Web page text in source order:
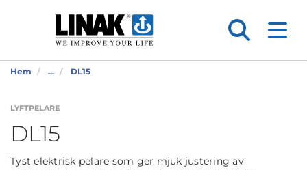
Hem ... DL15
LYFTPELARE
DL15
Tyst elektrisk pelare som ger mjuk justering av